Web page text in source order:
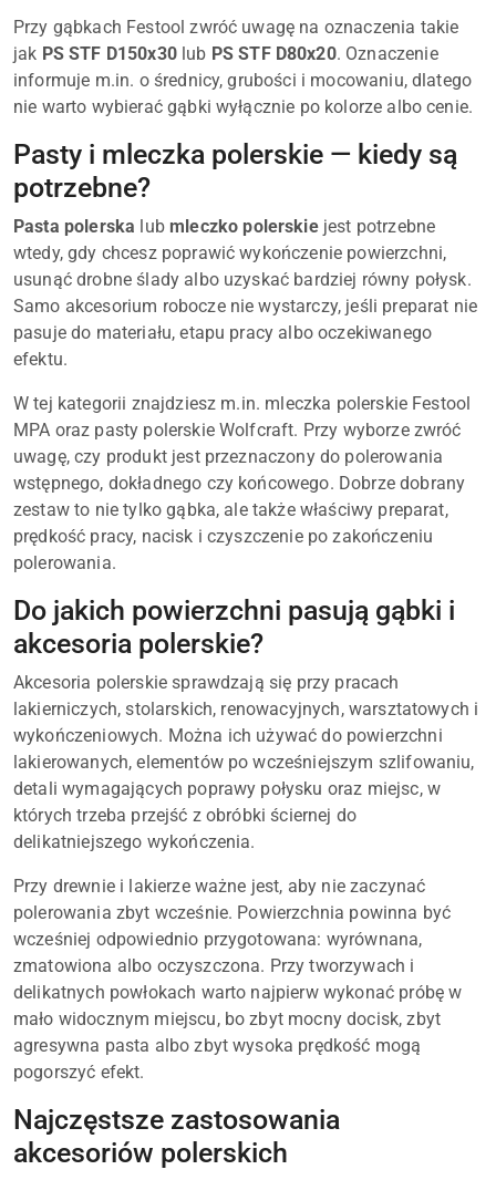
Przy gąbkach Festool zwróć uwagę na oznaczenia takie
jak PS STF D150x30lub PS STF D80x20. Oznaczenie
informuje m.in. o średnicy, grubości i mocowaniu, dlatego
nie warto wybierać gąbki wyłącznie po kolorze albo cenie.
Pasty i mleczka polerskie — kiedy są
potrzebne?
Pasta polerska lub mleczko polerskiejest potrzebne
wtedy, gdy chcesz poprawić wykończenie powierzchni,
usunąć drobne ślady albo uzyskać bardziej równy połysk.
Samo akcesorium robocze nie wystarczy, jeśli preparat nie
pasuje do materiału, etapu pracy albo oczekiwanego
efektu.
W tej kategorii znajdziesz m.in. mleczka polerskie Festool
MPA oraz pasty polerskie Wolfcraft. Przy wyborze zwróć
uwagę, czy produkt jest przeznaczony do polerowania
wstępnego, dokładnego czy końcowego. Dobrze dobrany
zestaw to nie tylko gąbka, ale także właściwy preparat,
prędkość pracy, nacisk i czyszczenie po zakończeniu
polerowania.
Do jakich powierzchni pasują gąbki i
akcesoria polerskie?
Akcesoria polerskie sprawdzają się przy pracach
lakierniczych, stolarskich, renowacyjnych, warsztatowych i
wykończeniowych. Można ich używać do powierzchni
lakierowanych, elementów po wcześniejszym szlifowaniu,
detali wymagających poprawy połysku oraz miejsc, w
których trzeba przejść z obróbki ściernej do
delikatniejszego wykończenia.
Przy drewnie i lakierze ważne jest, aby nie zaczynać
polerowania zbyt wcześnie. Powierzchnia powinna być
wcześniej odpowiednio przygotowana: wyrównana,
zmatowiona albo oczyszczona. Przy tworzywach i
delikatnych powłokach warto najpierw wykonać próbę w
mało widocznym miejscu, bo zbyt mocny docisk, zbyt
agresywna pasta albo zbyt wysoka prędkość mogą
pogorszyć efekt.
Najczęstsze zastosowania
akcesoriów polerskich